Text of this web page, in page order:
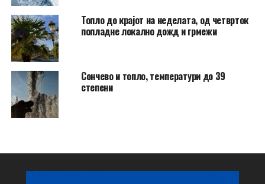
Топло до крајот на неделата, од четврток
попладне локално дожд и грмежи
Сончево и топло, температури до 39
степени